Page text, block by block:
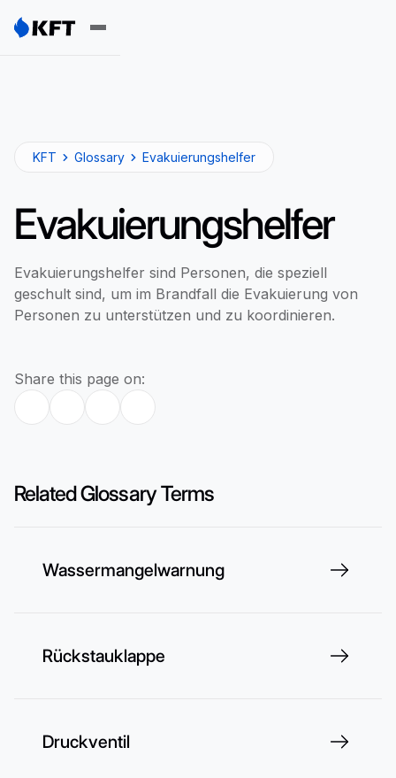
KFT Glossary Evakuierungshelfer
Evakuierungshelfer
Evakuierungshelfer sind Personen, die speziell
geschult sind, um im Brandfall die Evakuierung von
Personen zu unterstützen und zu koordinieren.
Share this page on:
Related Glossary Terms
Wassermangelwarnung
Rückstauklappe
Druckventil